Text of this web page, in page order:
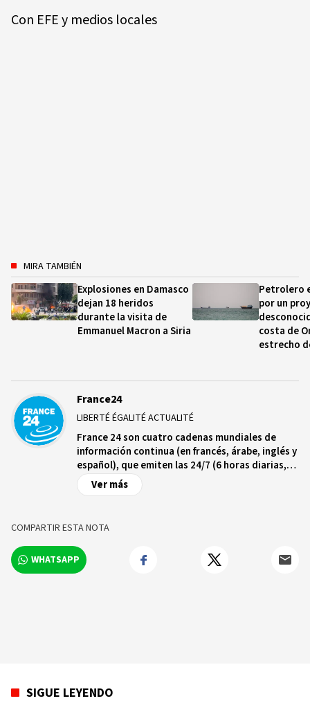
Con EFE y medios locales
MIRA TAMBIÉN
Explosiones en Damasco
dejan 18 heridos
durante la visita de
Emmanuel Macron a Siria
Petrolero
por un
costa de
estrecho
France24
LIBERTÉ ÉGALITÉ ACTUALITÉ
France 24 son cuatro cadenas mundiales de
información continua (en francés, árabe, inglés y
español), que emiten las 24/7 (6 horas diarias,
para la cadena en español) en 355 millones de
hogares en los 5 continentes.
Ver más
COMPARTIR ESTA NOTA
WHATSAPP
SIGUE LEYENDO